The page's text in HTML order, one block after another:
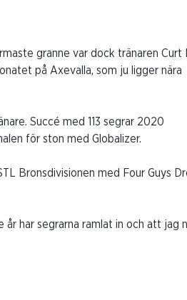
granne var dock tränaren Curt
på Axevalla, som ju ligger nära
Succé med 113 segrar 2020
för ston med Globalizer.
Bronsdivisionen med Four Guys
år har segrarna ramlat in och att jag